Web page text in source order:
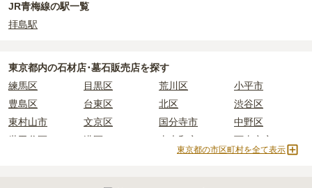
正確な費用は、区画や石材の選び方によって大きく変わるため、見
必ず確認することをおすすめします。
現地への見学が難しい場合は、資料請求でも各霊園の詳しい料金案
内を取り寄せることができます。
JR青梅線の駅一覧
拝島駅
東京都内の石材店･墓石販売店を探す
練馬区
目黒区 荒川区
小平市
豊島区
台東区 北区
渋谷区
東村山市
文京区 国分寺市
中野区
世田谷区
港区 東大和市
西東京市
東京都の市区町村を全て表示